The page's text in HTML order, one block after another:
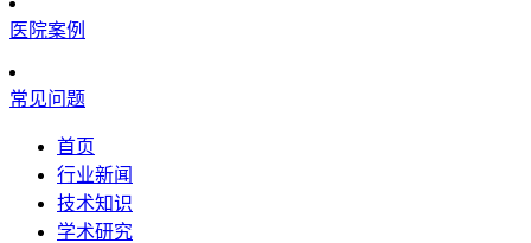
医院案例
常见问题
首页
行业新闻
技术知识
学术研究